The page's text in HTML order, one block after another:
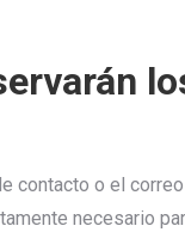
contacto o el
necesario